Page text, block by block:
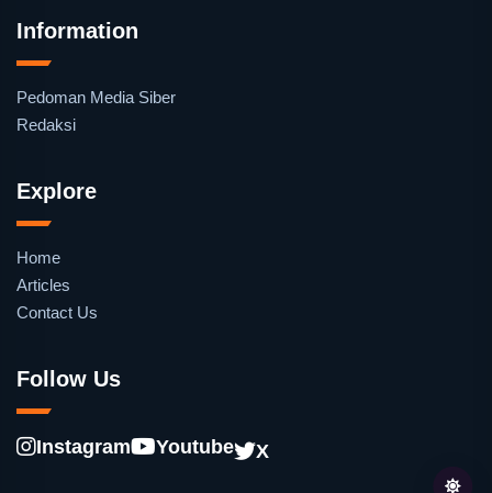
Information
Pedoman Media Siber
Redaksi
Explore
Home
Articles
Contact Us
Follow Us
Instagram Youtube X